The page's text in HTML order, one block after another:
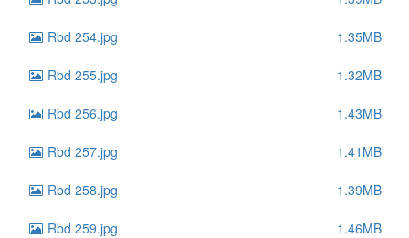
Rbd 254.jpg 1.35MB
Rbd 255.jpg 1.32MB
Rbd 256.jpg 1.43MB
Rbd 257.jpg 1.41MB
Rbd 258.jpg 1.39MB
Rbd 259.jpg 1.46MB